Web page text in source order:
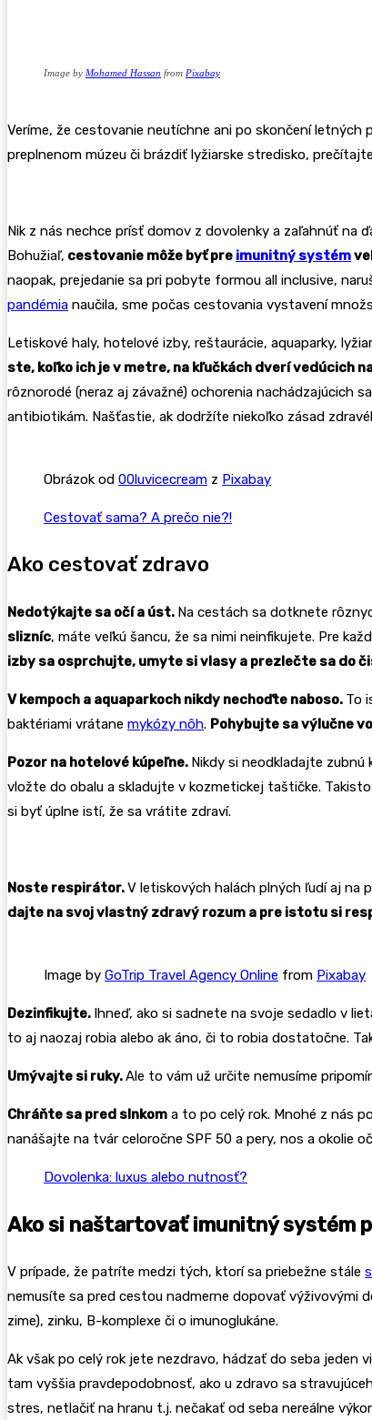
Image by Mohamed Hassan from Pixabay
Veríme, že cestovanie neutíchne ani po skončení letných
preplnenom múzeu či brázdiť lyžiarske stredisko,
Nik z nás nechce prísť domov z dovolenky a zaľahnúť na
Bohužiaľ, cestovanie môže byť pre imunitný systém
naopak, prejedanie sa pri pobyte formou all inclusive,
pandémia naučila, sme počas cestovania vystavení
Letiskové haly, hotelové izby, reštaurácie, aquaparky,
ste, koľko ich je v metre, na kľučkách dverí vedúcich
rôznorodé (neraz aj závažné) ochorenia nachádzajúcich
antibiotikám. Našťastie, ak dodržíte niekoľko zásad
Obrázok od 00luvicecream z Pixabay
Cestovať sama? A prečo nie?!
Ako cestovať zdravo
Nedotýkajte sa očí a úst. Na cestách sa dotknete
slizníc, máte veľkú šancu, že sa nimi neinfikujete. Pre
izby sa osprchujte, umyte si vlasy a prezlečte sa do
V kempoch a aquaparkoch nikdy nechoďte naboso. To
baktériami vrátane mykózy nôh. Pohybujte sa výlučne
Pozor na hotelové kúpeľne. Nikdy si neodkladajte
vložte do obalu a skladujte v kozmetickej taštičke.
si byť úplne istí, že sa vrátite zdraví.
Noste respirátor.V letiskových halách plných ľudí aj na
dajte na svoj vlastný zdravý rozum a pre istotu si
Image by GoTrip Travel Agency Online from Pixabay
Dezinfikujte. Ihneď, ako si sadnete na svoje sedadlo v
to aj naozaj robia alebo ak áno, či to robia dostatočne.
Umývajte si ruky.Ale to vám už určite nemusíme
Chráňte sa pred slnkom a to po celý rok. Mnohé z nás
nanášajte na tvár celoročne SPF 50 a pery, nos a okolie
Dovolenka: luxus alebo nutnosť?
Ako si naštartovať imunitný systém
V prípade, že patríte medzi tých, ktorí sa priebežne stále
nemusíte sa pred cestou nadmerne dopovať výživovými
zime), zinku, B-komplexe či o imunoglukáne.
Ak však po celý rok jete nezdravo, hádzať do seba jeden
tam vyššia pravdepodobnosť, ako u zdravo sa
stres, netlačiť na hranu t.j. nečakať od seba nereálne